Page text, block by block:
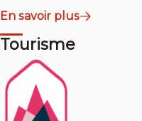
En savoir plus
Tourisme